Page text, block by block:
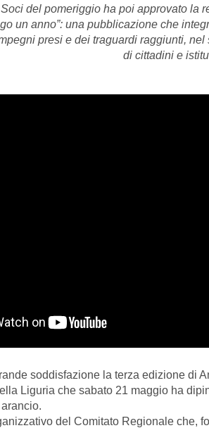
del pomeriggio ha poi approvato la
un anno”: una pubblicazione che
presi e dei traguardi raggiunti,
di cittadini e
soddisfazione la terza edizione di
Liguria che sabato 21 maggio ha
del Comitato Regionale che,